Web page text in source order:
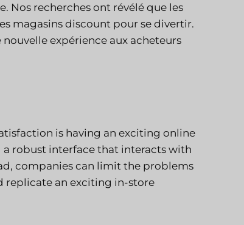
Nos recherches ont révélé que les
magasins discount pour se divertir.
expérience aux acheteurs
is having an exciting online
a robust interface that interacts with
companies can limit the problems
replicate an exciting in-store